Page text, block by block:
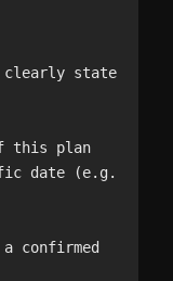
clearly state
this plan
date (e.g.
confirmed